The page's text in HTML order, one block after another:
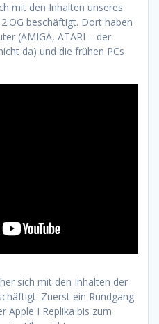
mit den Inhalten unseres
beschäftigt. Dort haben
(AMIGA, ATARI – der
da) und die frühen PCs
sich mit den Inhalten der
Zuerst ein Rundgang
Apple I Replika bis zum